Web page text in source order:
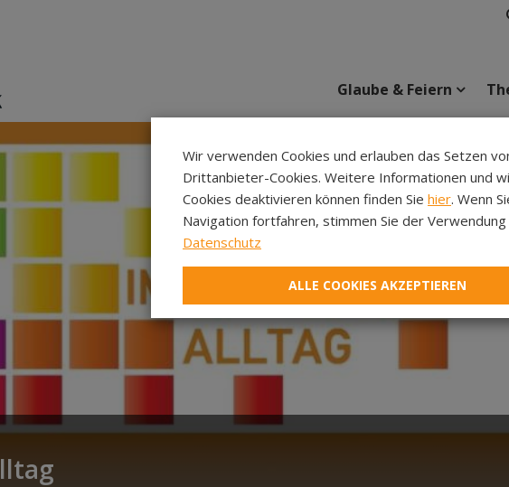
Glaube & Feiern
Wir verwenden Cookies und erlauben das Setzen
Drittanbieter-Cookies. Weitere Informationen und
Cookies deaktivieren können finden Sie hier. Wenn
Navigation fortfahren, stimmen Sie der Verwendung
Datenschutz
ALLE COOKIES AKZEPTIEREN